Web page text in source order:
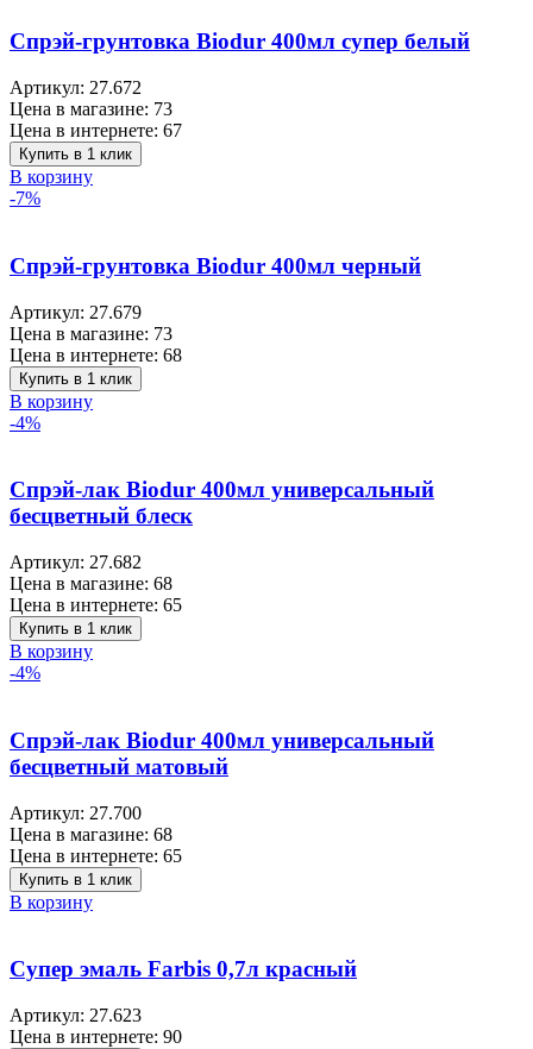
Спрэй-грунтовка Biodur 400мл супер белый
Артикул: 27.672
Цена в магазине: 73
Цена в интернете: 67
Купить в 1 клик
В корзину
-7%
Спрэй-грунтовка Biodur 400мл черный
Артикул: 27.679
Цена в магазине: 73
Цена в интернете: 68
Купить в 1 клик
В корзину
-4%
Спрэй-лак Biodur 400мл универсальный
бесцветный блеск
Артикул: 27.682
Цена в магазине: 68
Цена в интернете: 65
Купить в 1 клик
В корзину
-4%
Спрэй-лак Biodur 400мл универсальный
бесцветный матовый
Артикул: 27.700
Цена в магазине: 68
Цена в интернете: 65
Купить в 1 клик
В корзину
Супер эмаль Farbis 0,7л красный
Артикул: 27.623
Цена в интернете: 90